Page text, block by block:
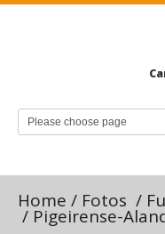
Home / Fotos /
/ Pigeirense-